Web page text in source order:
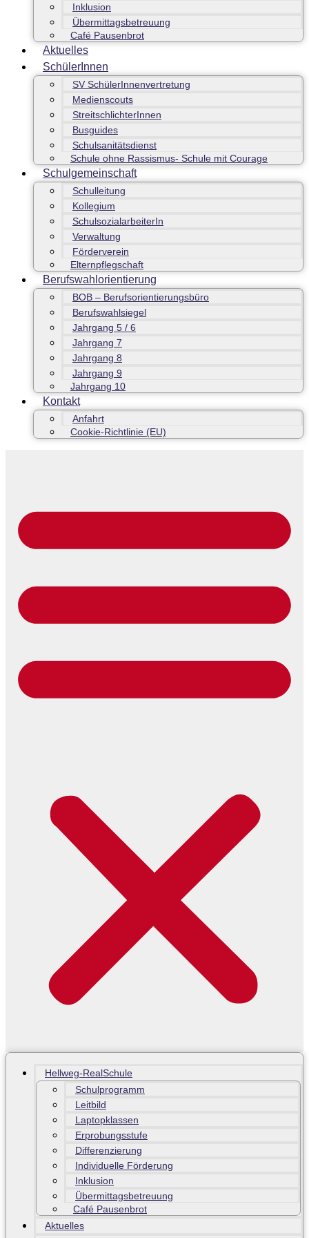
Inklusion
Übermittagsbetreuung
Café Pausenbrot
Aktuelles
SchülerInnen
SV SchülerInnenvertretung
Medienscouts
StreitschlichterInnen
Busguides
Schulsanitätsdienst
Schule ohne Rassismus- Schule mit Courage
Schulgemeinschaft
Schulleitung
Kollegium
SchulsozialarbeiterIn
Verwaltung
Förderverein
Elternpflegschaft
Berufswahlorientierung
BOB – Berufsorientierungsbüro
Berufswahlsiegel
Jahrgang 5 / 6
Jahrgang 7
Jahrgang 8
Jahrgang 9
Jahrgang 10
Kontakt
Anfahrt
Cookie-Richtlinie (EU)
Hellweg-RealSchule
Schulprogramm
Leitbild
Laptopklassen
Erprobungsstufe
Differenzierung
Individuelle Förderung
Inklusion
Übermittagsbetreuung
Café Pausenbrot
Aktuelles